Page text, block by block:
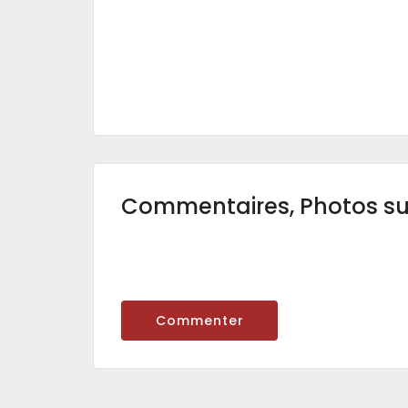
Commentaires, Photos
Commenter